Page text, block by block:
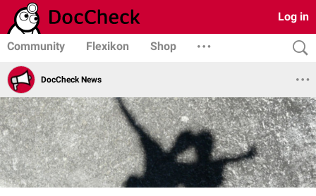
Log in
Community Flexikon Shop
DocCheck News